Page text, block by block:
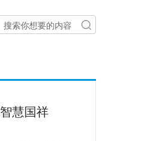
智慧国祥